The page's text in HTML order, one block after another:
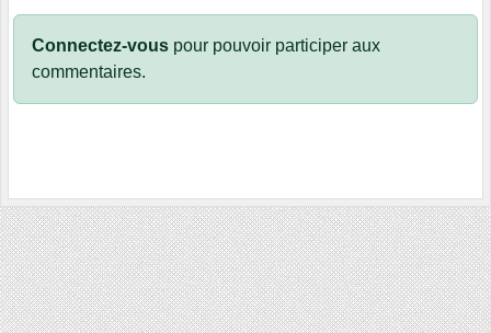
Connectez-vous pour pouvoir participer aux
commentaires.